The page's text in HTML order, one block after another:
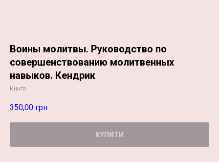
Воины молитвы. Руководство по
совершенствованию молитвенных
навыков. Кендрик
Книга
350,00 грн.
КУПИТИ